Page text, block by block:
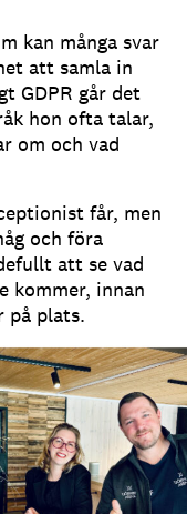
kan många svar
att samla in
GDPR går det
hon ofta talar,
om och vad
får, men
och föra
att se vad
kommer, innan
på plats.